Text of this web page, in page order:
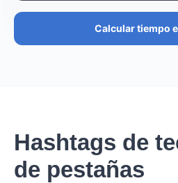
Calcular tiempo
Hashtags de
de pestañas